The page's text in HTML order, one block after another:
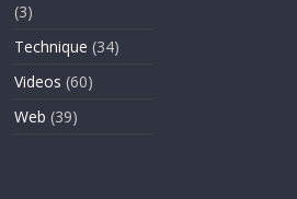
(3)
Technique (34)
Videos (60)
Web (39)